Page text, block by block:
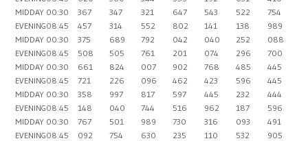
MIDDAY 00:30 367 347 321 647 543 522
754
EVENING08:45 457 314 552 802 141 138
989
MIDDAY 00:30 375 689 792 042 040 252
088
EVENING08:45 508 505 761 201 074 296
700
MIDDAY 00:30 661 824 007 902 768 485
445
EVENING08:45 721 226 096 462 423 596
445
MIDDAY 00:30 358 997 817 597 445 232
444
EVENING08:45 148 040 744 516 962 187
596
MIDDAY 00:30 767 501 989 730 316 093
491
EVENING08:45 092 754 630 235 110 532
905